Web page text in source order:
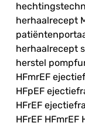
herhaalrecept
herhaalrecept
herstel
HFmrEF
HFpEF
HFrEF
HFrEF HFmrEF